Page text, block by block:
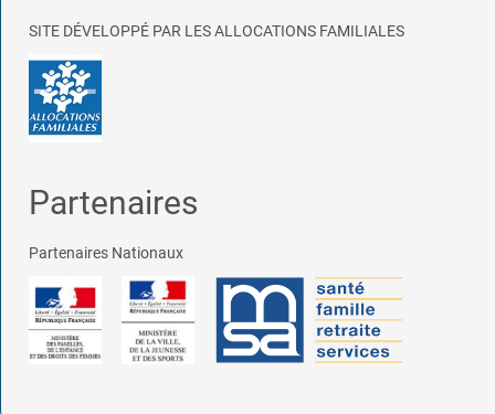
SITE DÉVELOPPÉ PAR LES ALLOCATIONS FAMILIALES
Partenaires
Partenaires Nationaux